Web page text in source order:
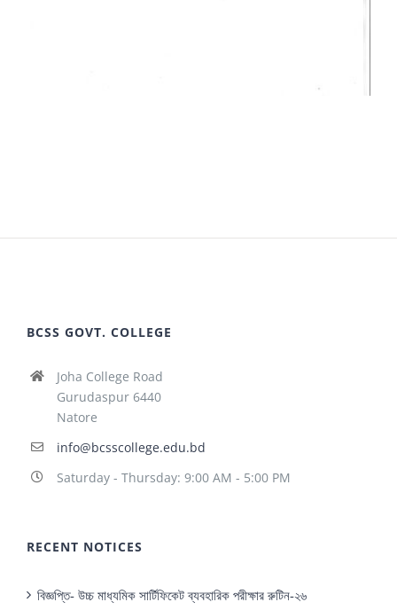
BCSS GOVT. COLLEGE
Joha College Road
Gurudaspur 6440
Natore
info@bcsscollege.edu.bd
Saturday - Thursday: 9:00 AM - 5:00 PM
RECENT NOTICES
বিজ্ঞপ্তি- উচ্চ মাধ্যমিক সার্টিফিকেট ব্যবহারিক পরীক্ষার রুটিন-২৬